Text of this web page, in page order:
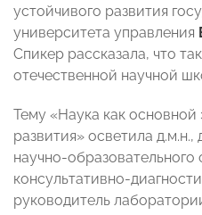
устойчивого развития
университета управления
Спикер рассказала, что
отечественной научной
Тему «Наука как основной
развития» осветила
научно-образовательного
консультативно-
руководитель